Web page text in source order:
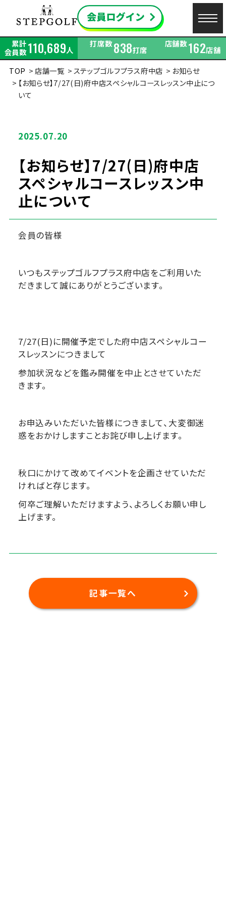
累計
会員数110,689人
打席数838打席
店舗数162店舗
TOP
店舗一覧 ステップゴルフプラス府中店
お知らせ
【お知らせ】7/27(日)府中店スペシャルコースレッスン中止につ
いて
2025.07.20
【お知らせ】7/27(日)府中店
スペシャルコースレッスン中
止について
会員の皆様
いつもステップゴルフプラス府中店をご利用いた
だきまして誠にありがとうございます。
7/27(日)に開催予定でした府中店スペシャルコー
スレッスンにつきまして
参加状況などを鑑み開催を中止とさせていただ
きます。
お申込みいただいた皆様につきまして、大変御迷
惑をおかけしますことお詫び申し上げます。
秋口にかけて改めてイベントを企画させていただ
ければと存じます。
何卒ご理解いただけますよう、よろしくお願い申し
上げます。
記事一覧へ